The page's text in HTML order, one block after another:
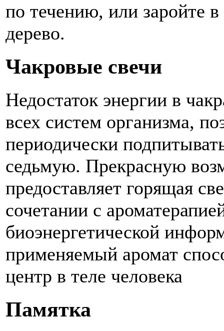
по течению, или заройте
дерево.
Чакровые свечи
Недостаток энергии в
всех систем организма,
периодически
седьмую. Прекрасную
предоставляет горящая
сочетании с
биоэнергетической
применяемый аромат
центр в теле человека
Памятка